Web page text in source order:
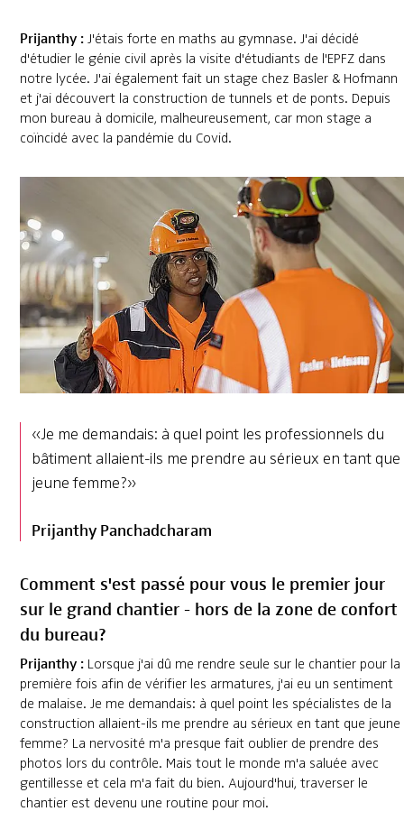
Prijanthy : J'étais forte en maths au gymnase. J'ai décidé
d'étudier le génie civil après la visite d'étudiants de l'EPFZ dans
notre lycée. J'ai également fait un stage chez Basler & Hofmann
et j'ai découvert la construction de tunnels et de ponts. Depuis
mon bureau à domicile, malheureusement, car mon stage a
coïncidé avec la pandémie du Covid.
«Je me demandais: à quel point les professionnels du
bâtiment allaient-ils me prendre au sérieux en tant que
jeune femme?»
Prijanthy Panchadcharam
Comment s'est passé pour vous le premier jour
sur le grand chantier - hors de la zone de confort
du bureau?
Prijanthy : Lorsque j'ai dû me rendre seule sur le chantier pour la
première fois afin de vérifier les armatures, j'ai eu un sentiment
de malaise. Je me demandais: à quel point les spécialistes de la
construction allaient-ils me prendre au sérieux en tant que jeune
femme? La nervosité m'a presque fait oublier de prendre des
photos lors du contrôle. Mais tout le monde m'a saluée avec
gentillesse et cela m'a fait du bien. Aujourd'hui, traverser le
chantier est devenu une routine pour moi.